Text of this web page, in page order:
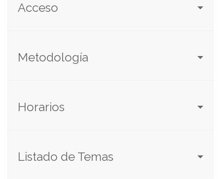
Acceso
Metodología
Horarios
Listado de Temas